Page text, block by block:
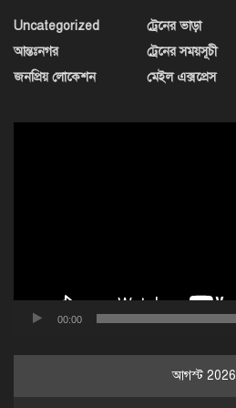
Uncategorized
আন্তঃনগর
জনপ্রিয় লোকেশন
ট্রেনের ভাড়া
ট্রেনের সময়সূচী
মেইল এক্সপ্রেস
00:00
আগস্ট 2026